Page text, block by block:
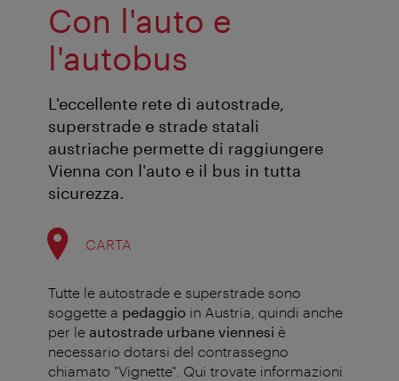
Con l'auto e
l'autobus
L'eccellente rete di autostrade,
superstrade e strade statali
austriache permette di raggiungere
Vienna con l'auto e il bus in tutta
sicurezza.
CARTA
Tutte le autostrade e superstrade sono
soggette a pedaggio in Austria, quindi anche
per le autostrade urbane viennesi è
necessario dotarsi del contrassegno
chiamato "Vignette". Qui trovate informazioni